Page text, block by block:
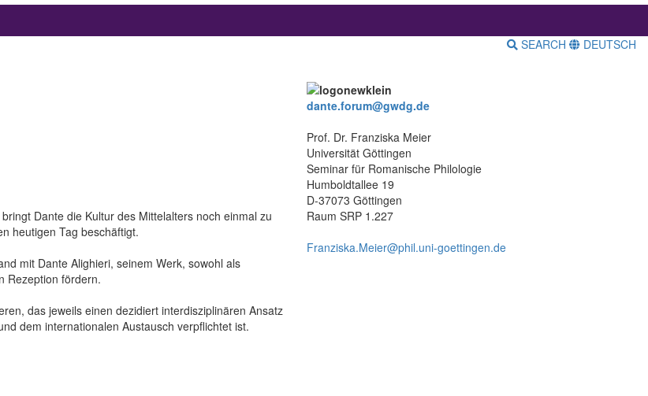
SEARCH DEUTSCH
Dante die Kultur des Mittelalters noch einmal zu
heutigen Tag beschäftigt.
mit Dante Alighieri, seinem Werk, sowohl als
Rezeption fördern.
das jeweils einen dezidiert interdisziplinären Ansatz
dem internationalen Austausch verpflichtet ist.
dante.forum@gwdg.de
Prof. Dr. Franziska Meier
Universität Göttingen
Seminar für Romanische Philologie
Humboldtallee 19
D-37073 Göttingen
Raum SRP 1.227
Franziska.Meier@phil.uni-goettingen.de